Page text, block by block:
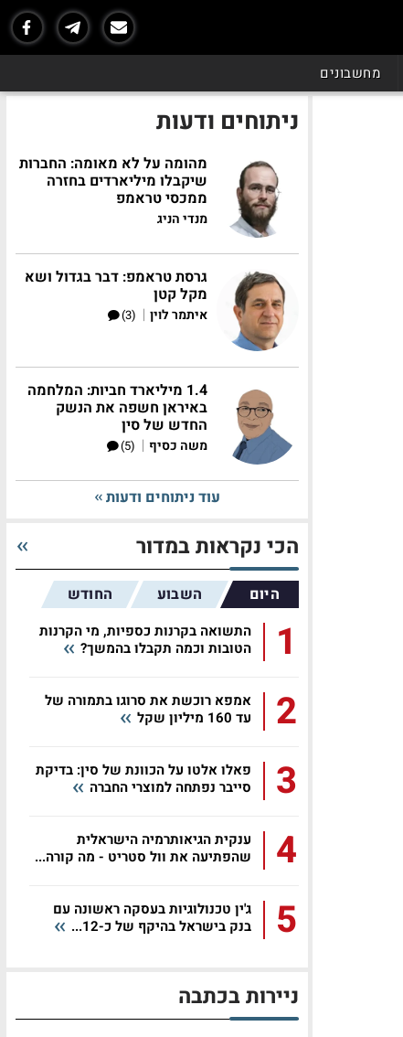
מחשבונים
ניתוחים ודעות
מהומה על לא מאומה: החברות
שיקבלו מיליארדים בחזרה
ממכסי טראמפ
מנדי הניג
גרסת טראמפ: דבר בגדול ושא
מקל קטן
איתמר לוין |
(3)
1.4 מיליארד חביות: המלחמה
באיראן חשפה את הנשק
החדש של סין
משה כסיף |
(5)
עוד ניתוחים ודעות
הכי נקראות במדור
היום השבוע החודש
1
התשואה בקרנות כספיות, מי הקרנות
הטובות וכמה תקבלו בהמשך?
2
אמפא רוכשת את סרוגו בתמורה של
עד 160 מיליון שקל
3
פאלו אלטו על הכוונת של סין: בדיקת
סייבר נפתחה למוצרי החברה
4
ענקית הגיאותרמיה הישראלית
שהפתיעה את וול סטריט - מה קורה...
5
ג'ין טכנולוגיות בעסקה ראשונה עם
בנק בישראל בהיקף של כ-12...
ניירות בכתבה